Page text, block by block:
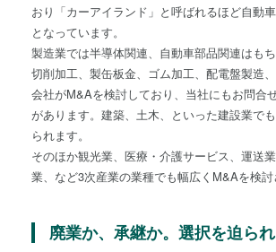
おり「カーアイランド」と呼ばれるほど自動
となっています。
製造業では半導体関連、自動車部品関連はも
切削加工、製缶板金、ゴム加工、配電盤製造
会社がM&Aを検討しており、当社にもお問合
があります。建築、土木、といった建設業で
られます。
そのほか観光業、医療・介護サービス、運送
業、など3次産業の業種でも幅広くM&Aを検討
廃業か、承継か。選択を迫ら